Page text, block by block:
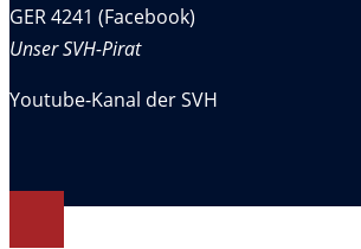
GER 4241 (Facebook)
Unser SVH-Pirat
Youtube-Kanal der SVH